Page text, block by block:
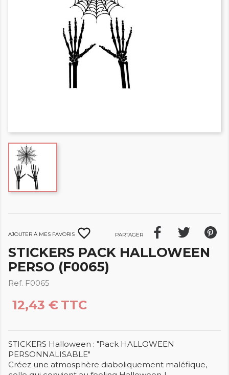
Ajouter à mes favoris favorite_border Partager
STICKERS PACK HALLOWEEN
PERSO (F0065)
Ref. F0065
12,43 € TTC
STICKERS Halloween : "Pack HALLOWEEN
PERSONNALISABLE"
Créez une atmosphère diaboliquement maléfique,